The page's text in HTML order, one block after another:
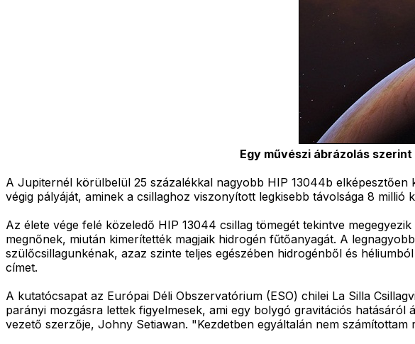
Egy művészi ábrázolás
A Jupiternél körülbelül 25 százalékkal nagyobb HIP 13044b
végig pályáját, aminek a csillaghoz viszonyított legkisebb távolsága 8
Az élete vége felé közeledő HIP 13044 csillag tömegét tekintve
megnőnek, miután kimerítették magjaik hidrogén fűtőanyagát. A
szülőcsillagunkénak, azaz szinte teljes egészében hidrogénből és
címet.
A kutatócsapat az Európai Déli Obszervatórium (ESO) chilei La Silla
parányi mozgásra lettek figyelmesek, ami egy bolygó gravitációs
vezető szerzője, Johny Setiawan. "Kezdetben egyáltalán nem számítottam